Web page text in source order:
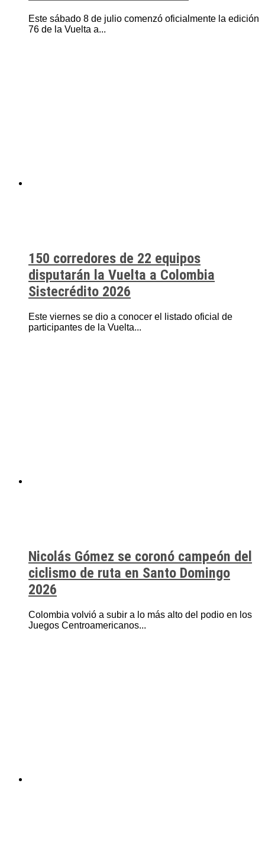
Este sábado 8 de julio comenzó oficialmente la edición
76 de la Vuelta a...
150 corredores de 22 equipos
disputarán la Vuelta a Colombia
Sistecrédito 2026
Este viernes se dio a conocer el listado oficial de
participantes de la Vuelta...
Nicolás Gómez se coronó campeón del
ciclismo de ruta en Santo Domingo
2026
Colombia volvió a subir a lo más alto del podio en los
Juegos Centroamericanos...